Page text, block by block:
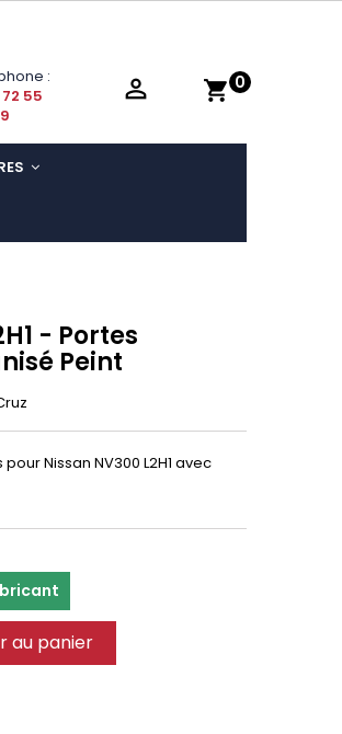
shopping_cart 0
:
55

- Portes
Peint
Nissan NV300 L2H1 avec
au panier